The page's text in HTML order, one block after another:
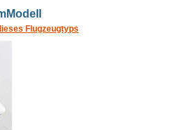
Flugzeugtyps